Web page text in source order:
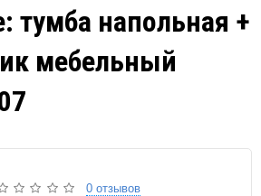
тумба напольная +
мебельный
0 отзывов